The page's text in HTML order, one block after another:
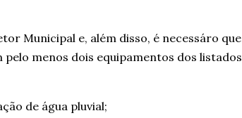
Municipal e, além disso, é necessáro que
menos dois equipamentos dos listados
de água pluvial;